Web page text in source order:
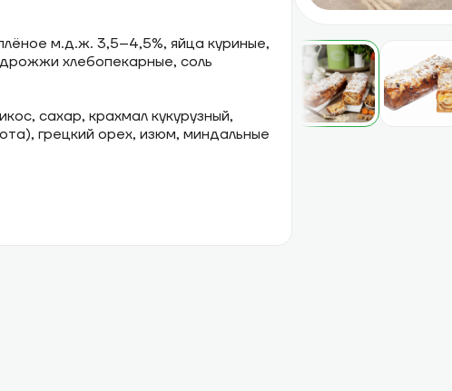
м.д.ж. 3,5–4,5%, яйца куриные,
хлебопекарные, соль
сахар, крахмал кукурузный,
грецкий орех, изюм, миндальные